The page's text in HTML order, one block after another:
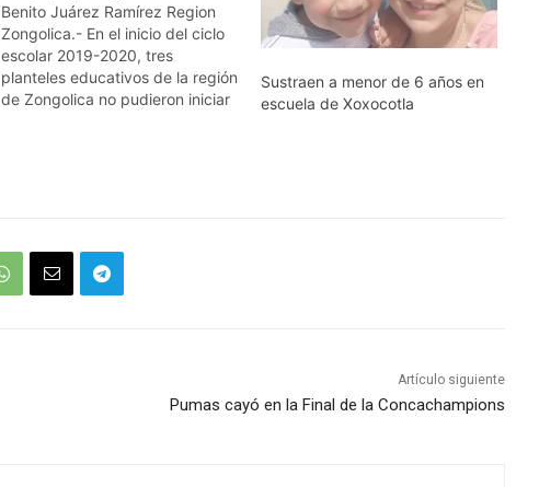
Benito Juárez Ramírez Region
Zongolica.- En el inicio del ciclo
escolar 2019-2020, tres
planteles educativos de la región
de Zongolica no pudieron iniciar
Sustraen a menor de 6 años en
escuela de Xoxocotla
Artículo siguiente
Pumas cayó en la Final de la Concachampions